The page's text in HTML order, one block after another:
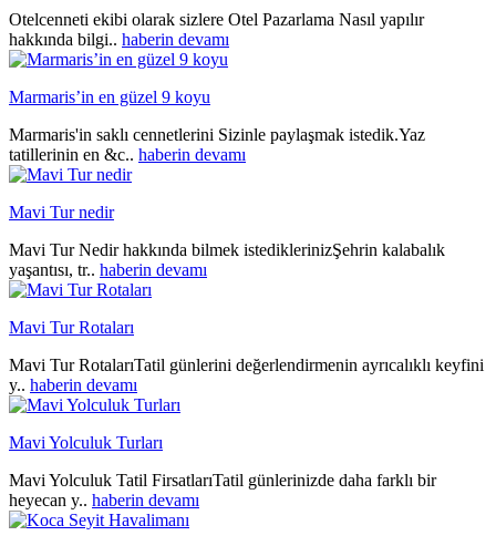
Otelcenneti ekibi olarak sizlere Otel Pazarlama Nasıl yapılır
hakkında bilgi.. haberin devamı
Marmaris’in en güzel 9 koyu
Marmaris'in saklı cennetlerini Sizinle paylaşmak istedik.Yaz
tatillerinin en &c.. haberin devamı
Mavi Tur nedir
Mavi Tur Nedir hakkında bilmek istediklerinizŞehrin kalabalık
yaşantısı, tr.. haberin devamı
Mavi Tur Rotaları
Mavi Tur RotalarıTatil günlerini değerlendirmenin ayrıcalıklı keyfini
y.. haberin devamı
Mavi Yolculuk Turları
Mavi Yolculuk Tatil FirsatlarıTatil günlerinizde daha farklı bir
heyecan y.. haberin devamı